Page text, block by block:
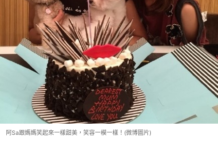
阿Sa跟媽媽笑起來一樣甜美，笑容一模一樣！(微博圖片)